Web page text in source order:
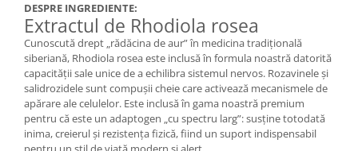
DESPRE INGREDIENTE:
Extractul de Rhodiola rosea
Cunoscută drept „rădăcina de aur” în medicina tradițională
siberiană, Rhodiola rosea este inclusă în formula noastră datorită
capacității sale unice de a echilibra sistemul nervos. Rozavinele și
salidrozidele sunt compușii cheie care activează mecanismele de
apărare ale celulelor. Este inclusă în gama noastră premium
pentru că este un adaptogen „cu spectru larg”: susține totodată
inima, creierul și rezistența fizică, fiind un suport indispensabil